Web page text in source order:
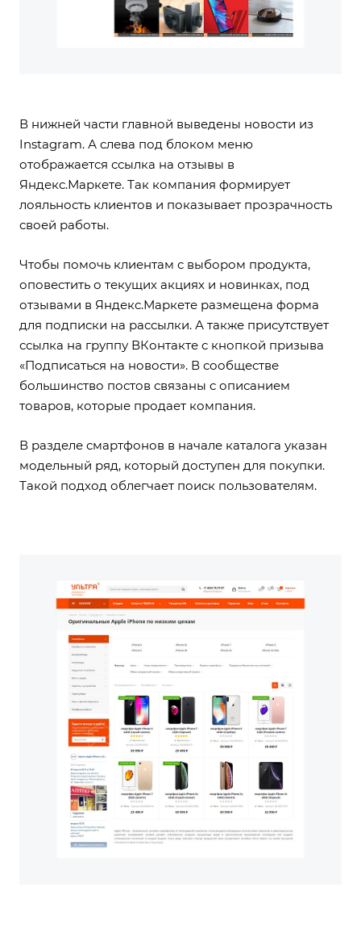
В нижней части главной выведены новости из
Instagram. А слева под блоком меню
отображается ссылка на отзывы в
Яндекс.Маркете. Так компания формирует
лояльность клиентов и показывает прозрачность
своей работы.
Чтобы помочь клиентам с выбором продукта,
оповестить о текущих акциях и новинках, под
отзывами в Яндекс.Маркете размещена форма
для подписки на рассылки. А также присутствует
ссылка на группу ВКонтакте с кнопкой призыва
«Подписаться на новости». В сообществе
большинство постов связаны с описанием
товаров, которые продает компания.
В разделе смартфонов в начале каталога указан
модельный ряд, который доступен для покупки.
Такой подход облегчает поиск пользователям.